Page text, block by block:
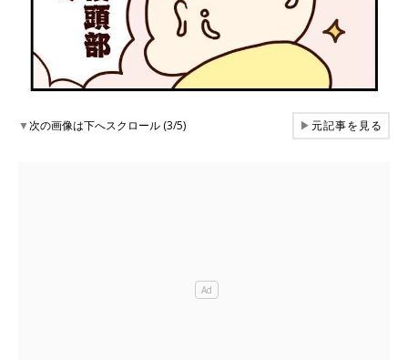
▼次の画像は下へスクロール (3/5) ▶元記事を見る